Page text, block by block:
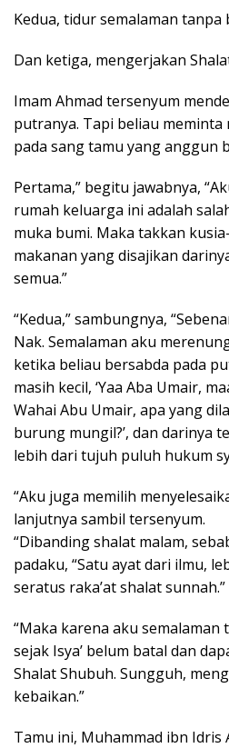
Kedua, tidur semalaman tanpa
Dan ketiga, mengerjakan
Imam Ahmad tersenyum
putranya. Tapi beliau
pada sang tamu yang anggun
Pertama,” begitu jawabnya,
rumah keluarga ini adalah
muka bumi. Maka takkan
makanan yang disajikan
semua.”
“Kedua,” sambungnya,
Nak. Semalaman aku
ketika beliau bersabda pada
masih kecil, ‘Yaa Aba Umair,
Wahai Abu Umair, apa yang
burung mungil?’, dan darinya
lebih dari tujuh puluh hukum
“Aku juga memilih
lanjutnya sambil tersenyum.
“Dibanding shalat malam,
padaku, “Satu ayat dari ilmu,
seratus raka’at shalat sunnah.”
“Maka karena aku semalaman
sejak Isya’ belum batal dan
Shalat Shubuh. Sungguh,
kebaikan.”
Tamu ini, Muhammad ibn Idris